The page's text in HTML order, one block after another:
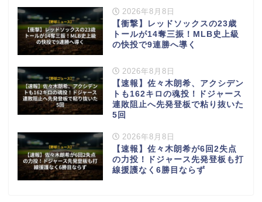
2026年8月8日
【衝撃】レッドソックスの23歳
トールが14奪三振！MLB史上級
の快投で9連勝へ導く
2026年8月8日
【速報】佐々木朗希、アクシデン
トも162キロの魂投！ドジャース
連敗阻止へ先発登板で粘り抜いた
5回
2026年8月8日
【速報】佐々木朗希が6回2失点
の力投！ドジャース先発登板も打
線援護なく6勝目ならず